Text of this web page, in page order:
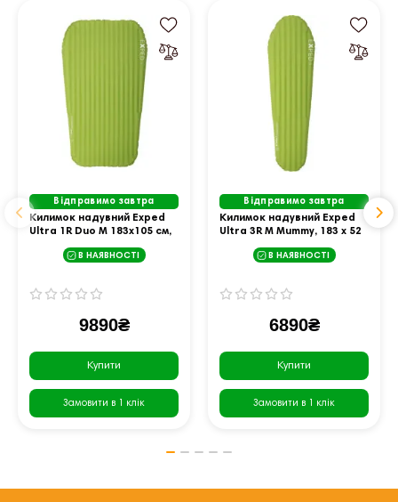
Відправимо завтра
Килимок надувний Exped
Ultra 1R Duo M 183х105 см,
В НАЯВНОСТІ
9890₴
Купити
Замовити в 1 клік
Відправимо завтра
Килимок надувний Exped
Ultra 3R M Mummy, 183 х 52
В НАЯВНОСТІ
6890₴
Купити
Замовити в 1 клік